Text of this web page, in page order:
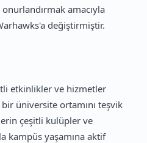
onurlandırmak amacıyla
değiştirmiştir.
etkinlikler ve hizmetler
bir üniversite ortamını teşvik
çeşitli kulüpler ve
kampüs yaşamına aktif